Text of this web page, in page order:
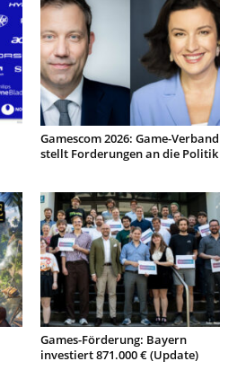
Gamescom 2026: Game-Verband
stellt Forderungen an die Politik
Games-Förderung: Bayern
investiert 871.000 € (Update)